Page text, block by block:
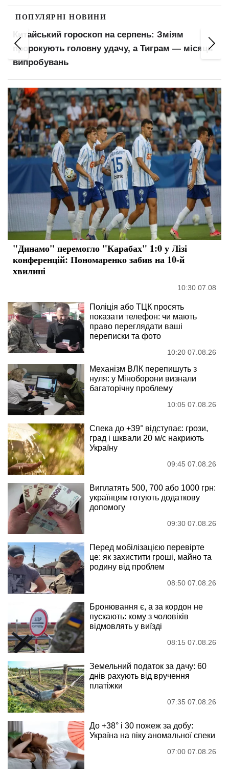
ПОПУЛЯРНІ НОВИНИ
Пенсіонери відчують прибавку в гаманцях:
ПФУ оновив важливий показник для
розрахунку виплат
"Динамо" перемогло "Карабах" 1:0 у Лізі
конференцій: Пономаренко забив на 10-й
хвилині
10:30 07.08
Поліція або ТЦК просять
показати телефон: чи мають
право переглядати ваші
переписки та фото
10:20 07.08.26
Механізм ВЛК перепишуть з
нуля: у Міноборони визнали
багаторічну проблему
10:05 07.08.26
Спека до +39° відступає: грози,
град і шквали 20 м/с накриють
Україну
09:45 07.08.26
Виплатять 500, 700 або 1000 грн:
українцям готують додаткову
допомогу
09:30 07.08.26
Перед мобілізацією перевірте
це: як захистити гроші, майно та
родину від проблем
08:50 07.08.26
Бронювання є, а за кордон не
пускають: кому з чоловіків
відмовлять у виїзді
08:15 07.08.26
Земельний податок за дачу: 60
днів рахують від вручення
платіжки
07:35 07.08.26
До +38° і 30 пожеж за добу:
Україна на піку аномальної спеки
07:00 07.08.26